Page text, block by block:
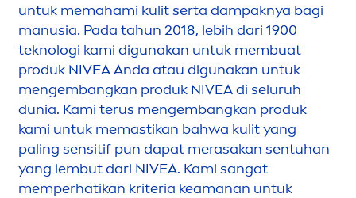
untuk memahami kulit serta dampaknya bagi
manusia. Pada tahun 2018, lebih dari 1900
teknologi kami digunakan untuk membuat
produk NIVEAAnda atau digunakan untuk
mengembangkan produk NIVEAdi seluruh
dunia. Kami terus mengembangkan produk
kami untuk memastikan bahwa kulit yang
paling sensitif pun dapat merasakan sentuhan
yang lembut dari NIVEA. Kami sangat
memperhatikan kriteria keamanan untuk